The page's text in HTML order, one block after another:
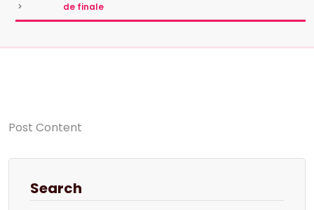
>
de finale
Post Content
Search